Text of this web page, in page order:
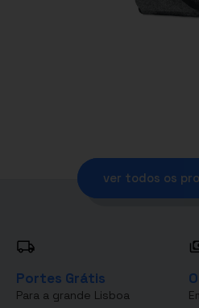
ver todos os
Portes Grátis
Para a grande Lisboa